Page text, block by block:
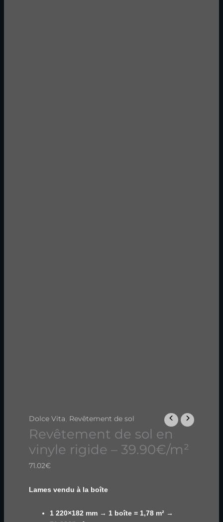
Dolce Vita Revêtement de sol
Revêtement de sol en
vinyle rigide – 39.90€/m²
71.02€
Lames vendu à la boîte
1 220×182 mm → 1 boîte = 1,78 m² →